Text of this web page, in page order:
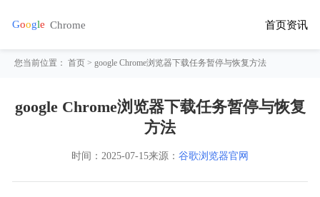
首页资讯
您当前位置：首页 > google Chrome浏览器下载任务暂停与恢复方法
google Chrome浏览器下载任务暂停与恢复
方法
时间： 2025-07-15来源： 谷歌浏览器官网